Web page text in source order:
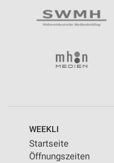
WEEKLI
Startseite
Öffnungszeiten